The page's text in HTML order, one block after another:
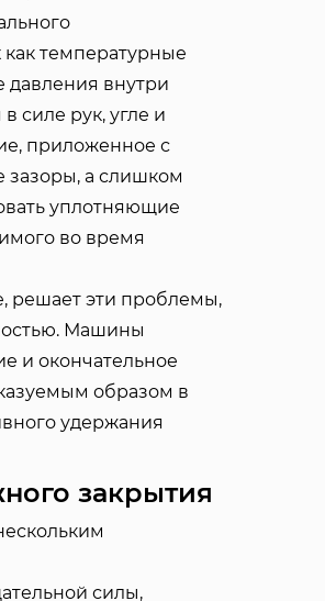
температурные
внутри
силе рук, угле и
приложенное с
а слишком
уплотняющие
во время
решает эти проблемы,
Машины
и окончательное
образом в
удержания
закрытия
силы,